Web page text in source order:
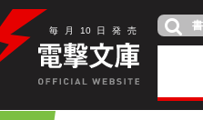
毎 月 10 日 発 売